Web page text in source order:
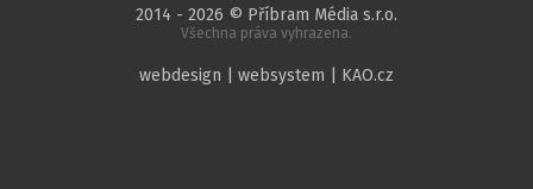
2014 - 2026 © Příbram Média s.r.o.
Všechna práva vyhrazena.
webdesign | websystem | KAO.cz